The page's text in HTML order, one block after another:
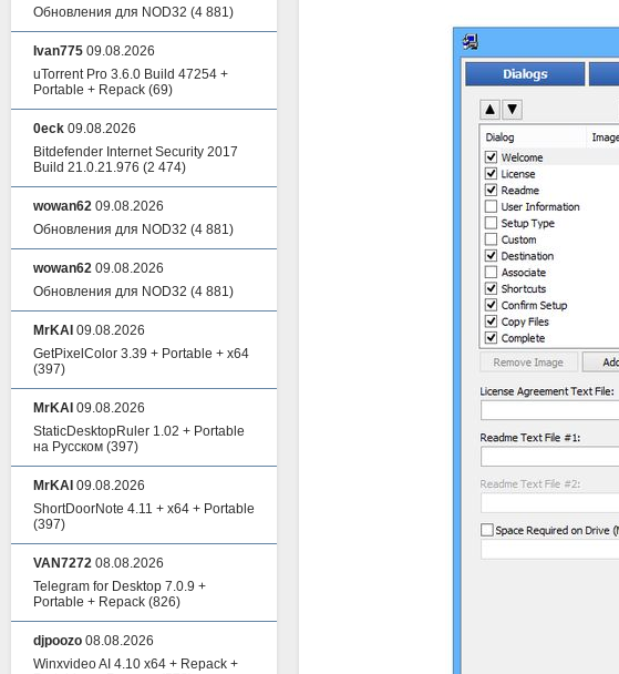
Обновления для NOD32 (4 881)
Ivan775 09.08.2026
uTorrent Pro 3.6.0 Build 47254 +
Portable + Repack (69)
0eck 09.08.2026
Bitdefender Internet Security 2017
Build 21.0.21.976 (2 474)
wowan62 09.08.2026
Обновления для NOD32 (4 881)
wowan62 09.08.2026
Обновления для NOD32 (4 881)
MrKAI 09.08.2026
GetPixelColor 3.39 + Portable + x64
(397)
MrKAI 09.08.2026
StaticDesktopRuler 1.02 + Portable
на Русском (397)
MrKAI 09.08.2026
ShortDoorNote 4.11 + x64 + Portable
(397)
VAN7272 08.08.2026
Telegram for Desktop 7.0.9 +
Portable + Repack (826)
djpoozo 08.08.2026
Winxvideo AI 4.10 x64 + Repack +